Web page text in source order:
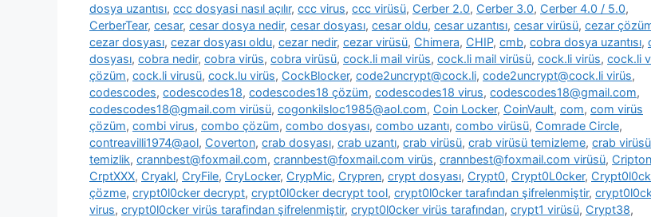
dosya uzantısı, ccc dosyasi nasıl açılır, ccc virus, ccc virüsü, Cerber 2.0, Cerber 3.0, Cerber 4.0 / 5.0,
CerberTear, cesar, cesar dosya nedir, cesar dosyası, cesar oldu, cesar uzantısı, cesar virüsü, cezar
cezar dosyası, cezar dosyası oldu, cezar nedir, cezar virüsü, Chimera, CHIP, cmb, cobra dosya uzantısı,
dosyası, cobra nedir, cobra virüs, cobra virüsü, cock.li mail virüs, cock.li mail virüsü, cock.li virüs, cock.li
çözüm, cock.li virusü, cock.lu virüs, CockBlocker, code2uncrypt@cock.li, code2uncrypt@cock.li virüs,
codescodes, codescodes18, codescodes18 çözüm, codescodes18 virus, codescodes18@gmail.com,
codescodes18@gmail.com virüsü, cogonkilsloc1985@aol.com, Coin Locker, CoinVault, com, com virüs
çözüm, combi virus, combo çözüm, combo dosyası, combo uzantı, combo virüsü, Comrade Circle,
contreavilli1974@aol, Coverton, crab dosyası, crab uzantı, crab virüsü, crab virüsü temizleme, crab virüsü
temizlik, crannbest@foxmail.com, crannbest@foxmail.com virüs, crannbest@foxmail.com virüsü, Cripton
CrptXXX, Cryakl, CryFile, CryLocker, CrypMic, Crypren, crypt dosyası, Crypt0, Crypt0L0cker,
çözme, crypt0l0cker decrypt, crypt0l0cker decrypt tool, crypt0l0cker tarafından şifrelenmiştir,
virus, crypt0l0cker virüs tarafindan şifrelenmiştir, crypt0l0cker virüs tarafından, crypt1 virüsü, Crypt38,